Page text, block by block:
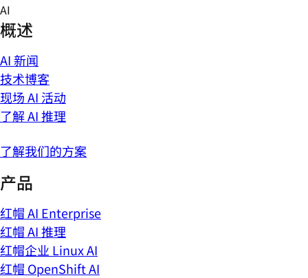
Skip
to
content
AI
概述
AI 新闻
技术博客
现场 AI 活动
了解 AI 推理
了解我们的方案
产品
红帽 AI Enterprise
红帽 AI 推理
红帽企业 Linux AI
红帽 OpenShift AI